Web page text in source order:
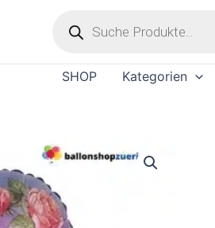
SHOP Kategorien